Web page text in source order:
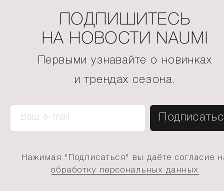
ПОДПИШИТЕСЬ
НА НОВОСТИ NAUMI
Первыми узнавайте о новинках
и трендах сезона.
Нажимая "Подписаться" вы даёте согласие
обработку персональных данных